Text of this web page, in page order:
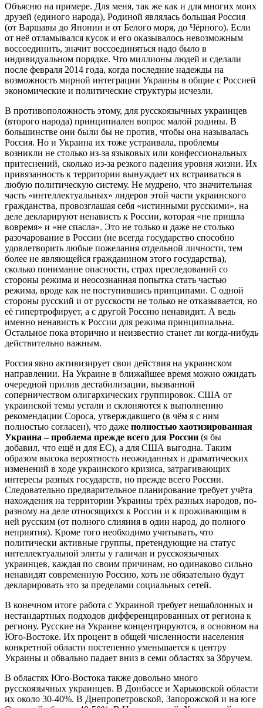
Объясню на примере. Для меня, так же как и для многих моих
друзей (единого народа), Родиной являлась большая Россия
(от Варшавы до Японии и от Белого моря, до Чёрного). Если
от неё отламывался кусок и его оказывалось невозможным
воссоединить, значит воссоединяться надо было в
индивидуальном порядке. Что миллионы людей и сделали
после февраля 2014 года, когда последние надежды на
возможность мирной интеграции Украины в общие с Россией
экономические и политические структуры исчезли.
В противоположность этому, для русскоязычных украинцев
(второго народа) принципиален вопрос малой родины. В
большинстве они были бы не против, чтобы она называлась
Россия. Но и Украина их тоже устраивала, проблемы
возникли не столько из-за языковых или конфессиональных
притеснений, сколько из-за резкого падения уровня жизни. Их
привязанность к территории вынуждает их встраиваться в
любую политическую систему. Не мудрено, что значительная
часть «интеллектуальных» лидеров этой части украинского
гражданства, провозглашая себя «истинными русскими», на
деле декларируют ненависть к России, которая «не пришла
вовремя» и «не спасла». Это не только и даже не столько
разочарование в России (не всегда государство способно
удовлетворить любые пожелания отдельной личности, тем
более не являющейся гражданином этого государства),
сколько понимание опасности, страх преследований со
стороны режима и неосознанная попытка стать частью
режима, вроде как не поступившись принципами. С одной
стороны русский и от русскости не только не отказывается, но
её гипертрофирует, а с другой Россию ненавидит. А ведь
именно ненависть к России для режима принципиальна.
Остальное пока вторично и неизвестно станет ли когда-нибудь
действительно важным.
Россия явно активизирует свои действия на украинском
направлении. На Украине в ближайшее время можно ожидать
очередной прилив дестабилизации, вызванной
соперничеством олигархических группировок. США от
украинской темы устали и склоняются к выполнению
рекомендации Сороса, утверждавшего (в чём я с ним
полностью согласен), что даже полностью хаотизированная
Украина – проблема прежде всего для России (я бы
добавил, что ещё и для ЕС), а для США выгодна. Таким
образом высока вероятность неожиданных и драматических
изменений в ходе украинского кризиса, затрагивающих
интересы разных государств, но прежде всего России.
Следовательно предварительное планирование требует учёта
нахождения на территории Украины трёх разных народов, по-
разному на деле относящихся к России и к проживающим в
ней русским (от полного слияния в один народ, до полного
неприятия). Кроме того необходимо учитывать, что
политически активные группы, претендующие на статус
интеллектуальной элиты у галичан и русскоязычных
украинцев, каждая по своим причинам, но одинаково сильно
ненавидят современную Россию, хоть не обязательно будут
декларировать это за пределами социальных сетей.
В конечном итоге работа с Украиной требует нешаблонных и
нестандартных подходов дифференцированных от региона к
региону. Русские на Украине концентрируются, в основном на
Юго-Востоке. Их процент в общей численности населения
конкретной области постепенно уменьшается к центру
Украины и обвально падает вниз в семи областях за Збручем.
В областях Юго-Востока также довольно много
русскоязычных украинцев. В Донбассе и Харьковской области
их около 30-40%. В Днепропетровской, Запорожской и на юге